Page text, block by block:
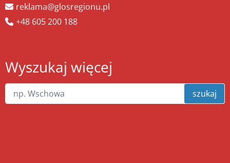
reklama@glosregionu.pl
+48 605 200 188
Wyszukaj więcej
szukaj